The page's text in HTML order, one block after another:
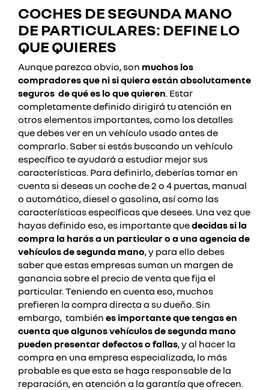
COCHES DE SEGUNDA MANO
DE PARTICULARES: DEFINE LO
QUE QUIERES
Aunque parezca obvio, son muchos los
compradores que ni si quiera están absolutamente
seguros de qué es lo que quieren. Estar
completamente definido dirigirá tu atención en
otros elementos importantes, como los detalles
que debes ver en un vehículo usado antes de
comprarlo. Saber si estás buscando un vehículo
específico te ayudará a estudiar mejor sus
características. Para definirlo, deberías tomar en
cuenta si deseas un coche de 2 o 4 puertas, manual
o automático, diesel o gasolina, así como las
características específicas que desees. Una vez que
hayas definido eso, es importante quedecidas si la
compra la harás a un particular o a una agencia de
vehículos de segunda mano, y para ello debes
saber que estas empresas suman un margen de
ganancia sobre el precio de venta que fija el
particular. Teniendo en cuenta eso, muchos
prefieren la compra directa a su dueño. Sin
embargo, también es importante que tengas en
cuenta que algunos vehículos de segunda mano
pueden presentar defectos o fallas, y al hacer la
compra en una empresa especializada, lo más
probable es que esta se haga responsable de la
reparación, en atención a la garantía que ofrecen.